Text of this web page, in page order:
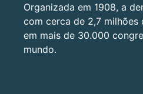
Organizada em 1908, a
com cerca de 2,7 milhões
em mais de 30.000
mundo.